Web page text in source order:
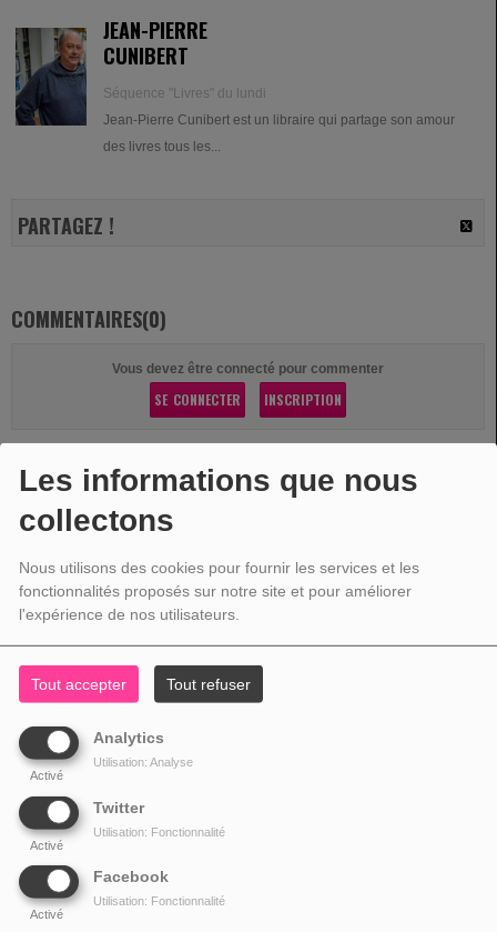
Les informations que nous
collectons
Nous utilisons des cookies pour fournir les services et les
fonctionnalités proposés sur notre site et pour améliorer
l'expérience de nos utilisateurs.
Tout accepter Tout refuser
Analytics
Activé
Utilisation: Analyse
Twitter
Activé
Utilisation: Fonctionnalité
Facebook
Activé
Utilisation: Fonctionnalité
JEAN-PIERRE
CUNIBERT
Séquence "Livres" du lundi
Jean-Pierre Cunibert est un libraire qui partage son amour
des livres tous les...
PARTAGEZ !
COMMENTAIRES(0)
Vous devez être connecté pour commenter
SE CONNECTER INSCRIPTION
VOTRE PUBLICITÉ